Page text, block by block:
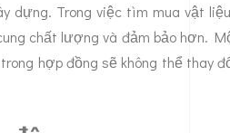
dựng. Trong việc tìm mua vật
chất lượng và đảm bảo hơn.
hợp đồng sẽ không thể thay